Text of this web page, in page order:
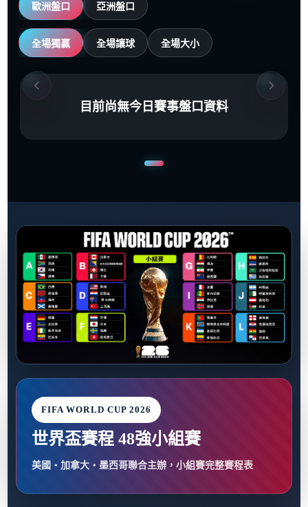
歐洲盤口 亞洲盤口
全場獨贏 全場讓球 全場大小
目前尚無今日賽事盤口資料
FIFA WORLD CUP 2026
世界盃賽程 48強小組賽
美國・加拿大・墨西哥聯合主辦，小組賽完整賽程表